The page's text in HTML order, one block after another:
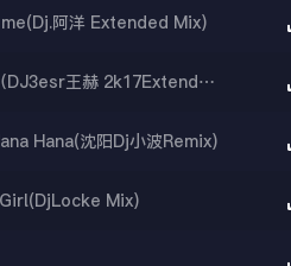
阿洋 Extended Mix)
神曲Chris Parker - GOA -（DJ3esr王赫 2k17Extended Mix）
Hana(沈阳Dj小波Remix)
Mix)